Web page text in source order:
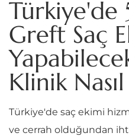
Greft Saç
Klinik
Türkiye'de saç ekimi
ve cerrah olduğundan